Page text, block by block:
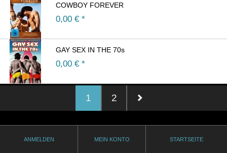
COWBOY FOREVER
0,00 € *
GAY SEX IN THE 70s
0,00 € *
1 2
ANMELDEN MEIN KONTO STARTSEITE